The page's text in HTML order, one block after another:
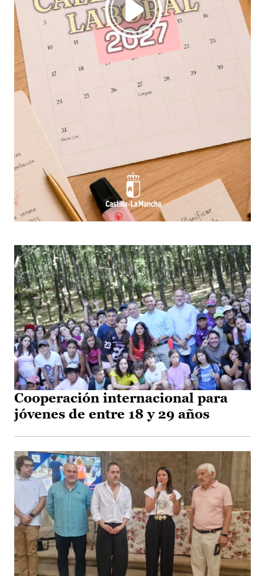
Cooperación internacional para
jóvenes de entre 18 y 29 años